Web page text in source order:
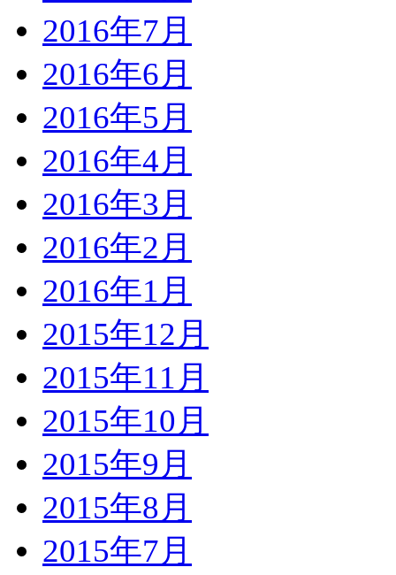
2016年7月
2016年6月
2016年5月
2016年4月
2016年3月
2016年2月
2016年1月
2015年12月
2015年11月
2015年10月
2015年9月
2015年8月
2015年7月